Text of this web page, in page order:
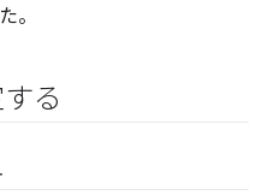
。
る